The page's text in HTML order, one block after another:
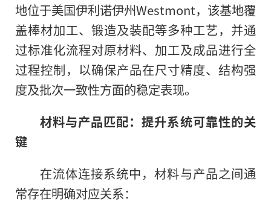
地位于美国伊利诺伊州Westmont，该基地覆
盖棒材加工、锻造及装配等多种工艺，并通
过标准化流程对原材料、加工及成品进行全
过程控制，以确保产品在尺寸精度、结构强
度及批次一致性方面的稳定表现。
材料与产品匹配：提升系统可靠性的关
键
在流体连接系统中，材料与产品之间通
常存在明确对应关系：